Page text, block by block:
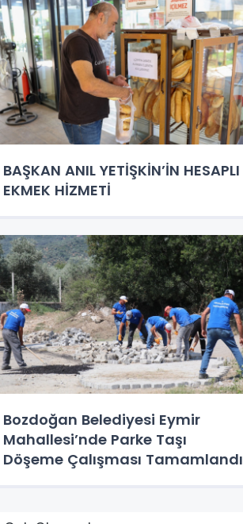
BAŞKAN ANIL YETİŞKİN’İN HESAPLI
EKMEK HİZMETİ
Bozdoğan Belediyesi Eymir
Mahallesi’nde Parke Taşı
Döşeme Çalışması Tamamlandı